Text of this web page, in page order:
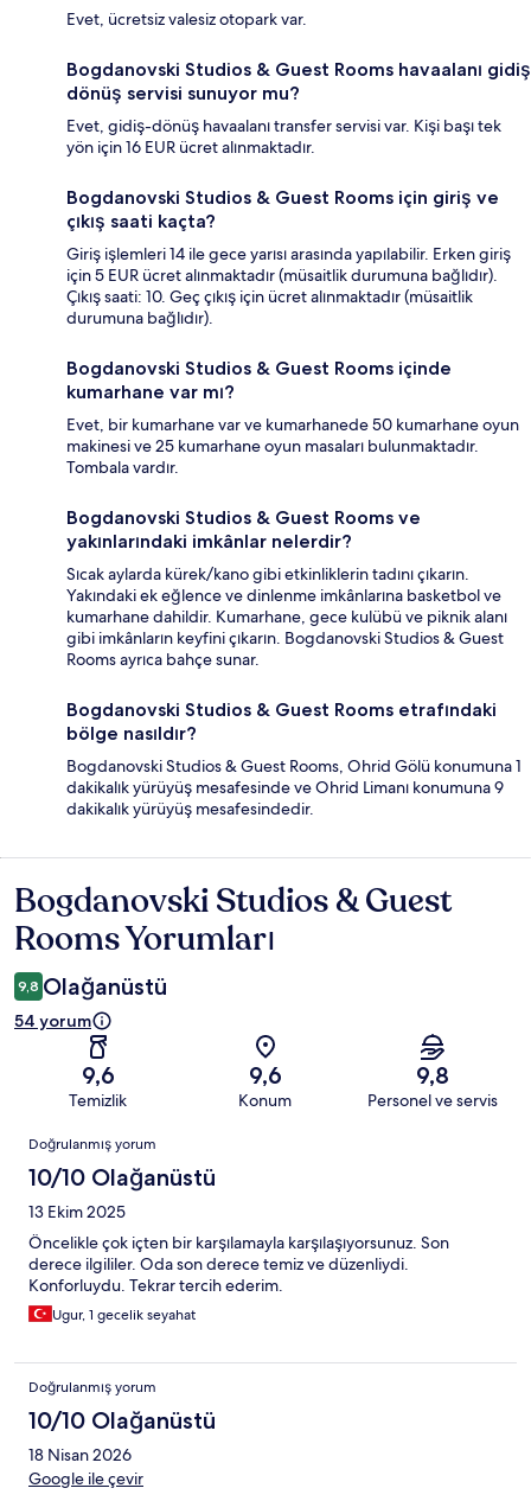
Evet, ücretsiz valesiz otopark var.
Bogdanovski Studios & Guest Rooms havaalanı gidiş
dönüş servisi sunuyor mu?
Evet, gidiş-dönüş havaalanı transfer servisi var. Kişi başı tek
yön için 16 EUR ücret alınmaktadır.
Bogdanovski Studios & Guest Rooms için giriş ve
çıkış saati kaçta?
Giriş işlemleri 14 ile gece yarısı arasında yapılabilir. Erken giriş
için 5 EUR ücret alınmaktadır (müsaitlik durumuna bağlıdır).
Çıkış saati: 10. Geç çıkış için ücret alınmaktadır (müsaitlik
durumuna bağlıdır).
Bogdanovski Studios & Guest Rooms içinde
kumarhane var mı?
Evet, bir kumarhane var ve kumarhanede 50 kumarhane oyun
makinesi ve 25 kumarhane oyun masaları bulunmaktadır.
Tombala vardır.
Bogdanovski Studios & Guest Rooms ve
yakınlarındaki imkânlar nelerdir?
Sıcak aylarda kürek/kano gibi etkinliklerin tadını çıkarın.
Yakındaki ek eğlence ve dinlenme imkânlarına basketbol ve
kumarhane dahildir. Kumarhane, gece kulübü ve piknik alanı
gibi imkânların keyfini çıkarın. Bogdanovski Studios & Guest
Rooms ayrıca bahçe sunar.
Bogdanovski Studios & Guest Rooms etrafındaki
bölge nasıldır?
Bogdanovski Studios & Guest Rooms, Ohrid Gölü konumuna 1
dakikalık yürüyüş mesafesinde ve Ohrid Limanı konumuna 9
dakikalık yürüyüş mesafesindedir.
Yorumlar
Bogdanovski Studios & Guest
Rooms Yorumları
9,8 Olağanüstü
54 yorum
9,6
Temizlik
9,6
Konum
9,8
Personel ve servis
Yorumlar
Doğrulanmış yorum
10/10 Olağanüstü
13 Ekim 2025
Öncelikle çok içten bir karşılamayla karşılaşıyorsunuz. Son
derece ilgililer. Oda son derece temiz ve düzenliydi.
Konforluydu. Tekrar tercih ederim.
Ugur, 1 gecelik seyahat
Doğrulanmış yorum
10/10 Olağanüstü
18 Nisan 2026
Google ile çevir